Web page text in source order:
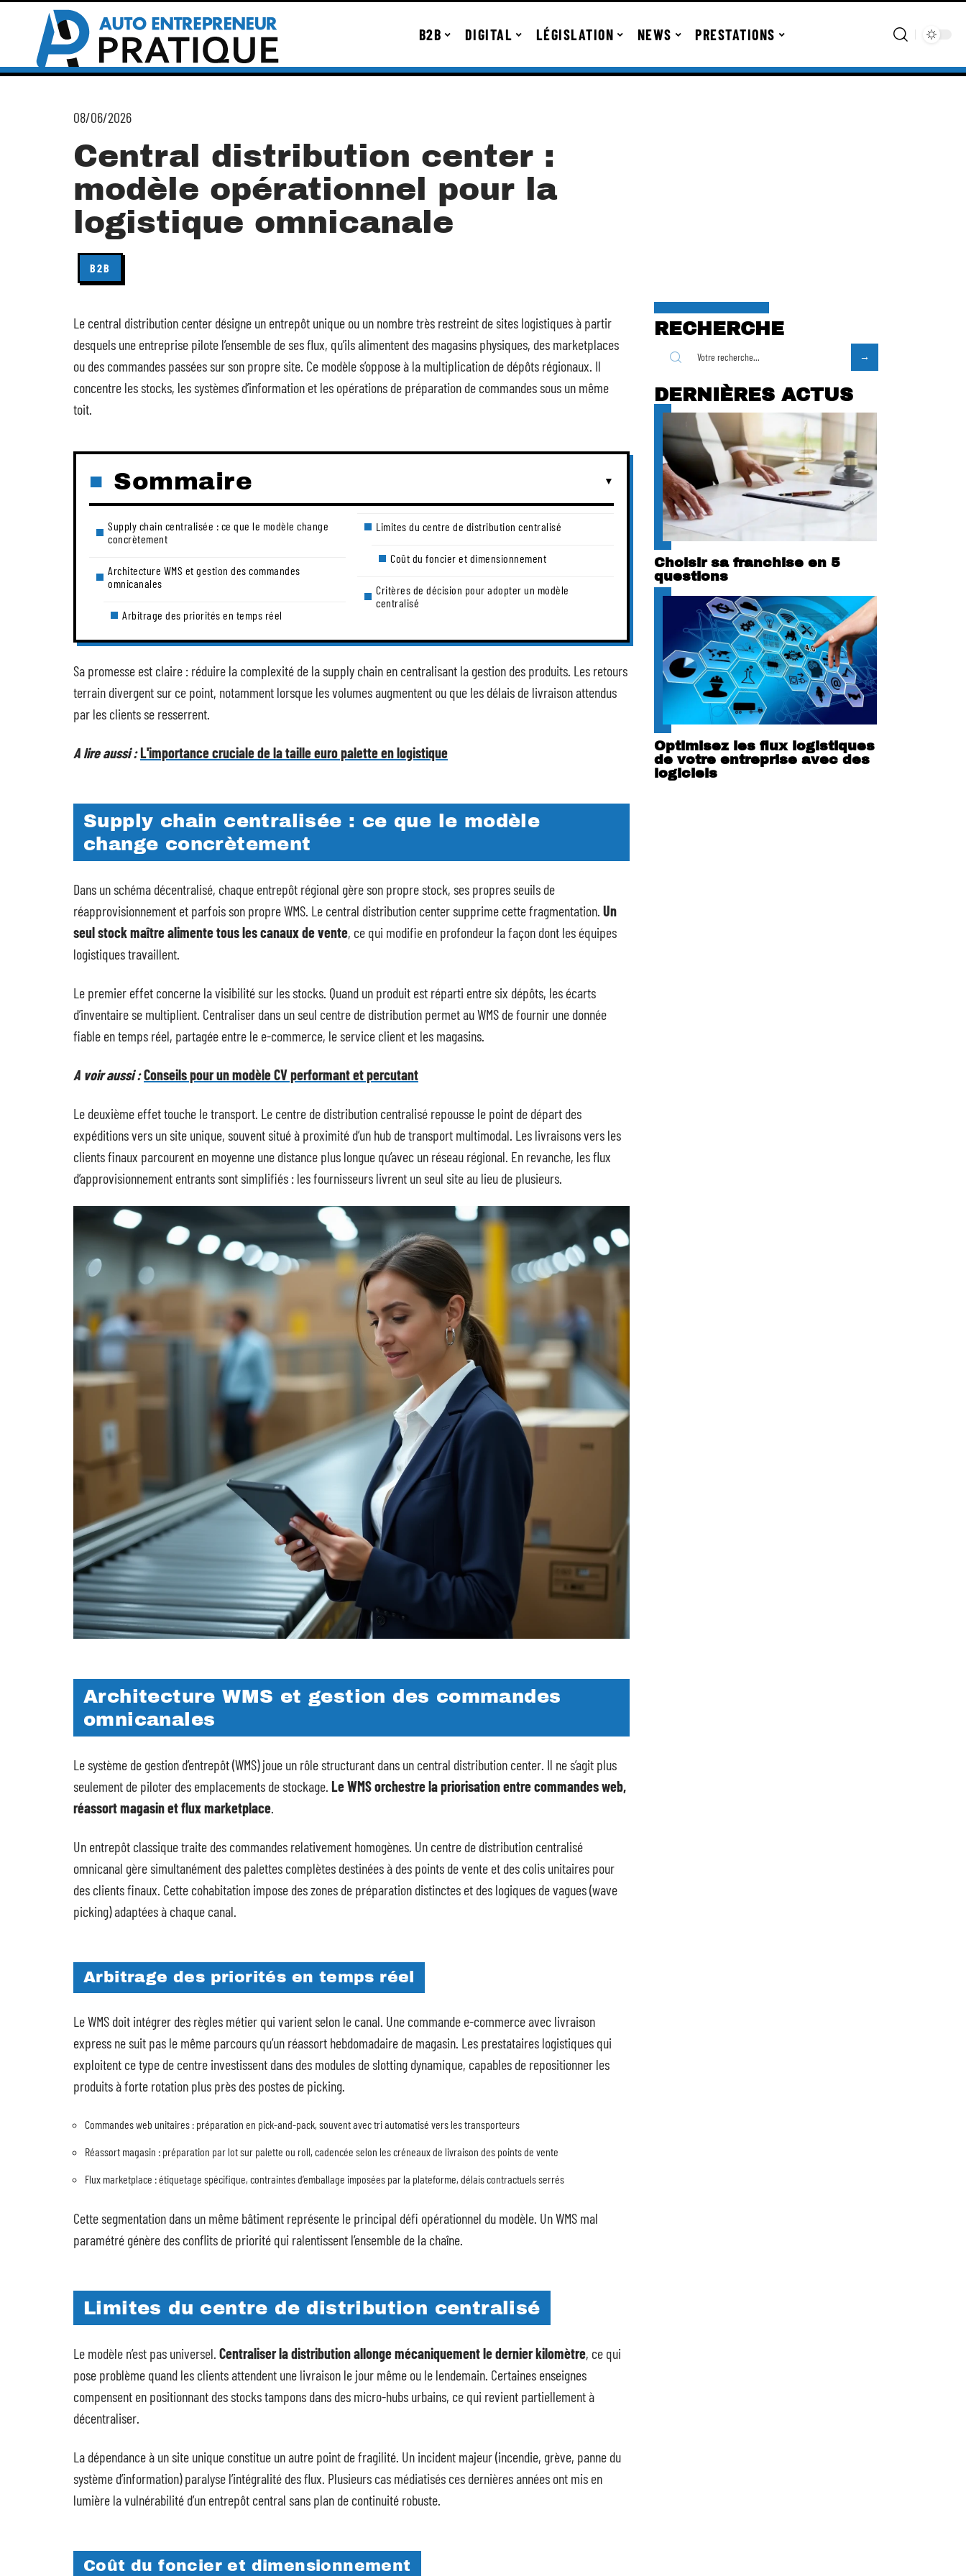
B2B DIGITAL LÉGISLATION NEWS PRESTATIONS
08/06/2026
Central distribution center :
modèle opérationnel pour la
logistique omnicanale
B2B
Le central distribution center désigne un entrepôt unique ou un nombre très restreint de sites logistiques à partir
desquels une entreprise pilote l’ensemble de ses flux, qu’ils alimentent des magasins physiques, des marketplaces
ou des commandes passées sur son propre site. Ce modèle s’oppose à la multiplication de dépôts régionaux. Il
concentre les stocks, les systèmes d’information et les opérations de préparation de commandes sous un même
toit.
Sommaire
Supply chain centralisée : ce que le modèle change
concrètement
Architecture WMS et gestion des commandes
omnicanales
Arbitrage des priorités en temps réel
Limites du centre de distribution centralisé
Coût du foncier et dimensionnement
Critères de décision pour adopter un modèle
centralisé
Sa promesse est claire : réduire la complexité de la supply chain en centralisant la gestion des produits. Les retours
terrain divergent sur ce point, notamment lorsque les volumes augmentent ou que les délais de livraison attendus
par les clients se resserrent.
A lire aussi :L'importance cruciale de la taille euro palette en logistique
Supply chain centralisée : ce que le modèle
change concrètement
Dans un schéma décentralisé, chaque entrepôt régional gère son propre stock, ses propres seuils de
réapprovisionnement et parfois son propre WMS. Le central distribution center supprime cette fragmentation. Un
seul stock maître alimente tous les canaux de vente, ce qui modifie en profondeur la façon dont les équipes
logistiques travaillent.
Le premier effet concerne la visibilité sur les stocks. Quand un produit est réparti entre six dépôts, les écarts
d’inventaire se multiplient. Centraliser dans un seul centre de distribution permet au WMS de fournir une donnée
fiable en temps réel, partagée entre le e-commerce, le service client et les magasins.
A voir aussi :Conseils pour un modèle CV performant et percutant
Le deuxième effet touche le transport. Le centre de distribution centralisé repousse le point de départ des
expéditions vers un site unique, souvent situé à proximité d’un hub de transport multimodal. Les livraisons vers les
clients finaux parcourent en moyenne une distance plus longue qu’avec un réseau régional. En revanche, les flux
d’approvisionnement entrants sont simplifiés : les fournisseurs livrent un seul site au lieu de plusieurs.
Architecture WMS et gestion des commandes
omnicanales
Le système de gestion d’entrepôt (WMS) joue un rôle structurant dans un central distribution center. Il ne s’agit plus
seulement de piloter des emplacements de stockage. Le WMS orchestre la priorisation entre commandes web,
réassort magasin et flux marketplace.
Un entrepôt classique traite des commandes relativement homogènes. Un centre de distribution centralisé
omnicanal gère simultanément des palettes complètes destinées à des points de vente et des colis unitaires pour
des clients finaux. Cette cohabitation impose des zones de préparation distinctes et des logiques de vagues (wave
picking) adaptées à chaque canal.
Arbitrage des priorités en temps réel
Le WMS doit intégrer des règles métier qui varient selon le canal. Une commande e-commerce avec livraison
express ne suit pas le même parcours qu’un réassort hebdomadaire de magasin. Les prestataires logistiques qui
exploitent ce type de centre investissent dans des modules de slotting dynamique, capables de repositionner les
produits à forte rotation plus près des postes de picking.
Commandes web unitaires : préparation en pick-and-pack, souvent avec tri automatisé vers les transporteurs
Réassort magasin : préparation par lot sur palette ou roll, cadencée selon les créneaux de livraison des points de vente
Flux marketplace : étiquetage spécifique, contraintes d’emballage imposées par la plateforme, délais contractuels serrés
Cette segmentation dans un même bâtiment représente le principal défi opérationnel du modèle. Un WMS mal
paramétré génère des conflits de priorité qui ralentissent l’ensemble de la chaîne.
Limites du centre de distribution centralisé
Le modèle n’est pas universel. Centraliser la distribution allonge mécaniquement le dernier kilomètre, ce qui
pose problème quand les clients attendent une livraison le jour même ou le lendemain. Certaines enseignes
compensent en positionnant des stocks tampons dans des micro-hubs urbains, ce qui revient partiellement à
décentraliser.
La dépendance à un site unique constitue un autre point de fragilité. Un incident majeur (incendie, grève, panne du
système d’information) paralyse l’intégralité des flux. Plusieurs cas médiatisés ces dernières années ont mis en
lumière la vulnérabilité d’un entrepôt central sans plan de continuité robuste.
Coût du foncier et dimensionnement
RECHERCHE
DERNIÈRES ACTUS
Choisir sa franchise en 5
questions
Optimisez les flux logistiques
de votre entreprise avec des
logiciels